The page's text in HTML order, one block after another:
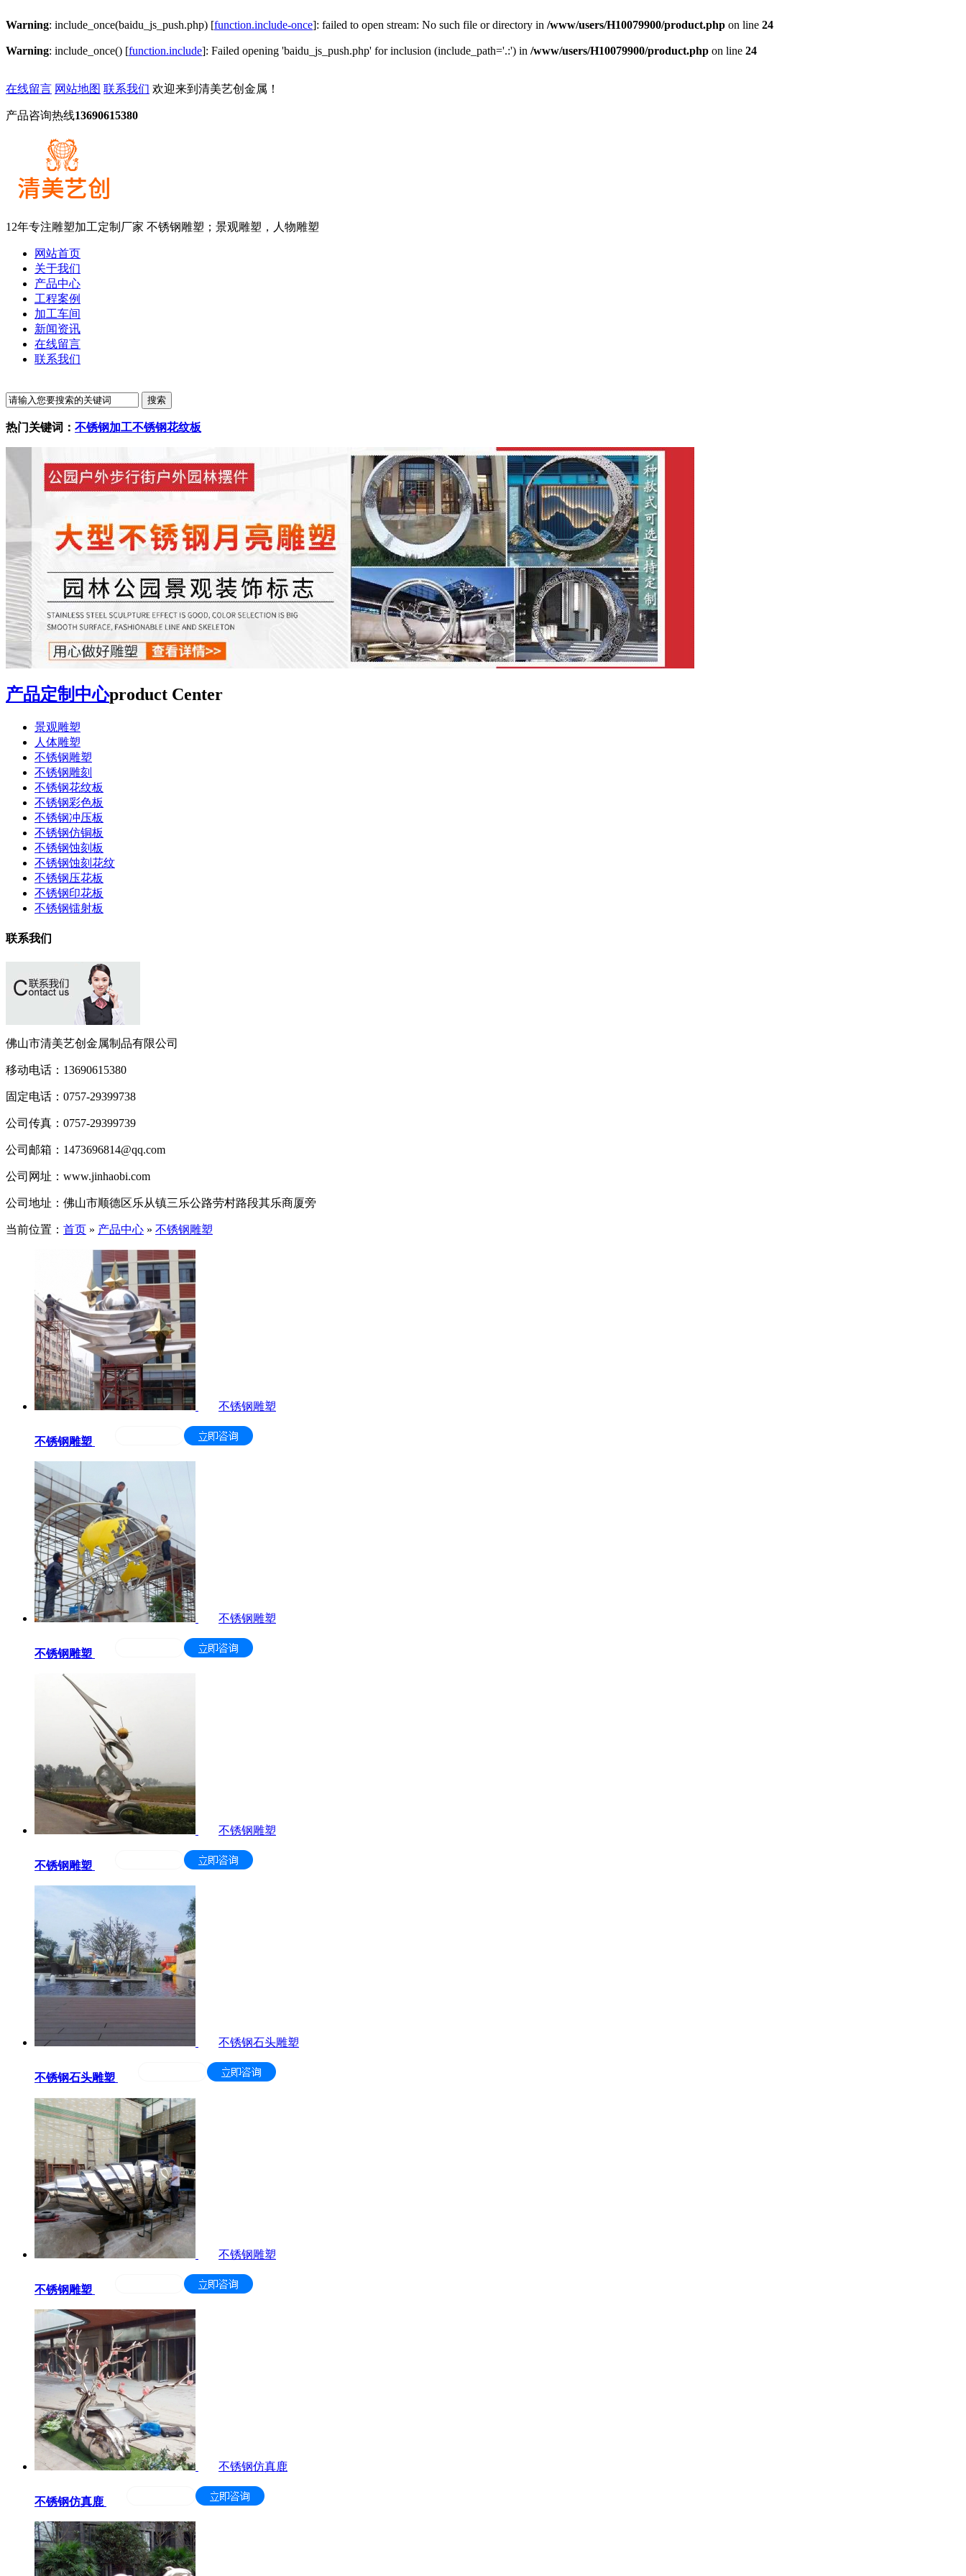
Warning: include_once(baidu_js_push.php) [function.include-once]: failed to open stream: No such file or directory in /www/users/H10079900/product.php on line 24
Warning: include_once() [function.include]: Failed opening 'baidu_js_push.php' for inclusion (include_path='.:') in /www/users/H10079900/product.php on line 24
在线留言 网站地图 联系我们 欢迎来到清美艺创金属！
产品咨询热线13690615380
12年专注雕塑加工定制厂家 不锈钢雕塑；景观雕塑，人物雕塑
网站首页
关于我们
产品中心
工程案例
加工车间
新闻资讯
在线留言
联系我们
热门关键词： 不锈钢加工不锈钢花纹板
产品定制中心product Center
景观雕塑
人体雕塑
不锈钢雕塑
不锈钢雕刻
不锈钢花纹板
不锈钢彩色板
不锈钢冲压板
不锈钢仿铜板
不锈钢蚀刻板
不锈钢蚀刻花纹
不锈钢压花板
不锈钢印花板
不锈钢镭射板
联系我们
佛山市清美艺创金属制品有限公司
移动电话： 13690615380
固定电话： 0757-29399738
公司传真： 0757-29399739
公司邮箱： 1473696814@qq.com
公司网址： www.jinhaobi.com
公司地址： 佛山市顺德区乐从镇三乐公路劳村路段其乐商厦旁
当前位置： 首页 » 产品中心 » 不锈钢雕塑
不锈钢雕塑
不锈钢雕塑
不锈钢雕塑
不锈钢雕塑
不锈钢雕塑
不锈钢雕塑
不锈钢石头雕塑
不锈钢石头雕塑
不锈钢雕塑
不锈钢雕塑
不锈钢仿真鹿
不锈钢仿真鹿